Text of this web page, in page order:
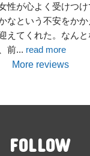
性が心よく受けつ
なという不安をか
えてくれた。なん
前... read more
More reviews
FOLLOW